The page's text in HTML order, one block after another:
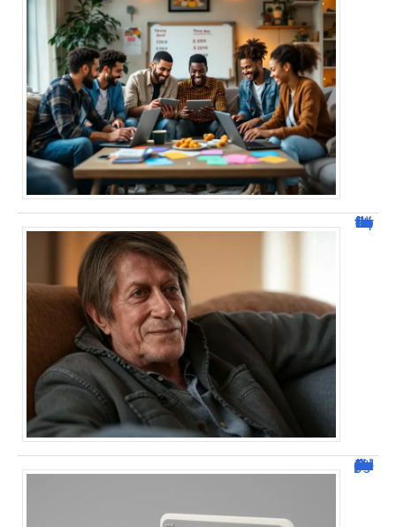
Jacques Dutronc fortune : estimation et sources de richesse !
Dafont Police : guide complet pour télécharger !